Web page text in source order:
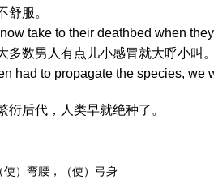
舒服。
take to their deathbed when
数男人有点儿小感冒就大呼小叫。
had to propagate the species, we
后代，人类早就绝种了。
）弯腰，（使）弓身